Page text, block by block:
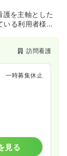
を主軸とした
る利用者様の
訪問看護
一時募集休止
見る